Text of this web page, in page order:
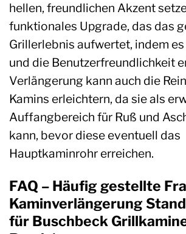
hellen, freundlichen Akzent
funktionales Upgrade, das das
Grillerlebnis aufwertet, indem
und die Benutzerfreundlichkeit
Verlängerung kann auch die
Kamins erleichtern, da sie als
Auffangbereich für Ruß und
kann, bevor diese eventuell das
Hauptkaminrohr erreichen.
FAQ – Häufig gestellte
Kaminverlängerung
für Buschbeck